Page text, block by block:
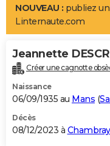
LIFESTYLE
Art de vivre
Bien-être
Loisirs
Mode
Modes de vie
Alimentation
Guide de la santé
Maladies
Médicaments
Sommeil
VOYAGE
Destinations
City break
Voyage nature
Voyage de noces
Forum
Climat
+PHOTO
GUIDES D'ACHAT
BONS PLANS
NOUVEAU : publiez un
Linternaute.com
Jeannette
Créer une cagnotte
Naissance
06/09/1935 au Mans (
Décès
08/12/2023 à